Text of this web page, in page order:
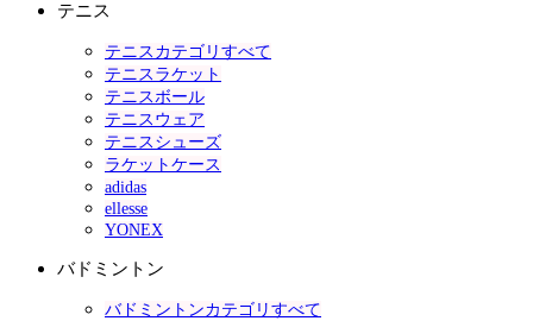
テニス
テニスカテゴリすべて
テニスラケット
テニスボール
テニスウェア
テニスシューズ
ラケットケース
adidas
ellesse
YONEX
バドミントン
バドミントンカテゴリすべて